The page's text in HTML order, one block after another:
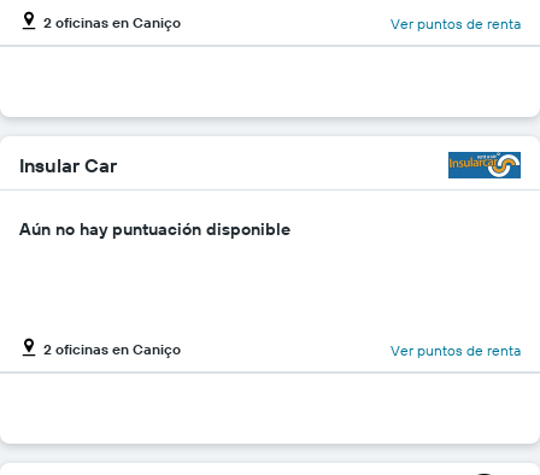
2 oficinas en Caniço Ver puntos de renta
Insular Car
Aún no hay puntuación disponible
2 oficinas en Caniço Ver puntos de renta